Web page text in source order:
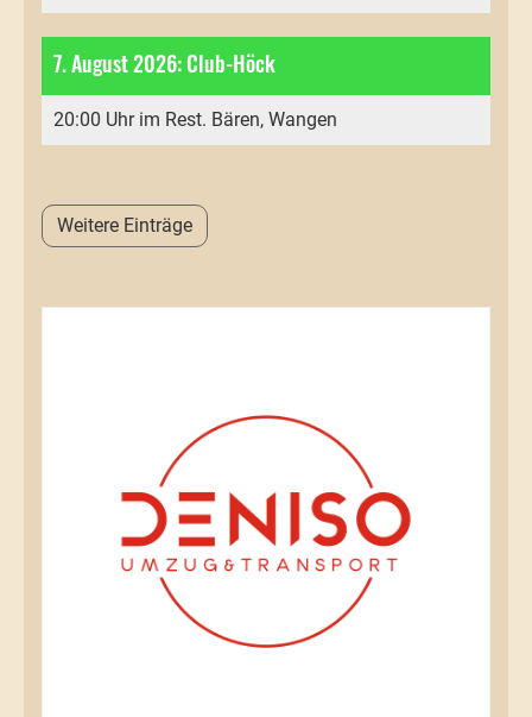
7. August 2026: Club-Höck
20:00 Uhr im Rest. Bären, Wangen
Weitere Einträge